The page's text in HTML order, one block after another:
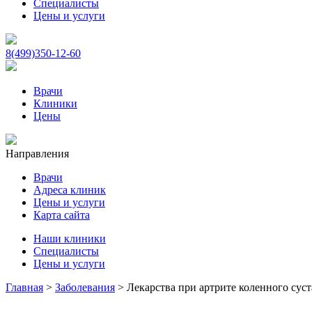
Специалисты
Цены и услуги
8(499)350-12-60
Врачи
Клиники
Цены
Направления
Врачи
Адреса клиник
Цены и услуги
Карта сайта
Наши клиники
Специалисты
Цены и услуги
Главная > Заболевания > Лекарства при артрите коленного